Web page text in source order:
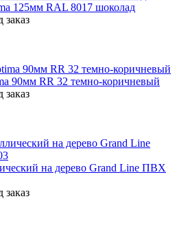
125мм RAL 8017 шоколад
заказ
90мм RR 32 темно-коричневый
заказ
на дерево Grand Line ПВХ
заказ